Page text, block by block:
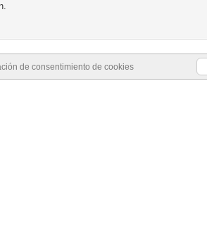
de consentimiento de cookies